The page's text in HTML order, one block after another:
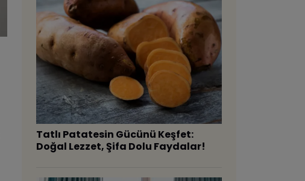
Tatlı Patatesin Gücünü Keşfet:
Doğal Lezzet, Şifa Dolu Faydalar!